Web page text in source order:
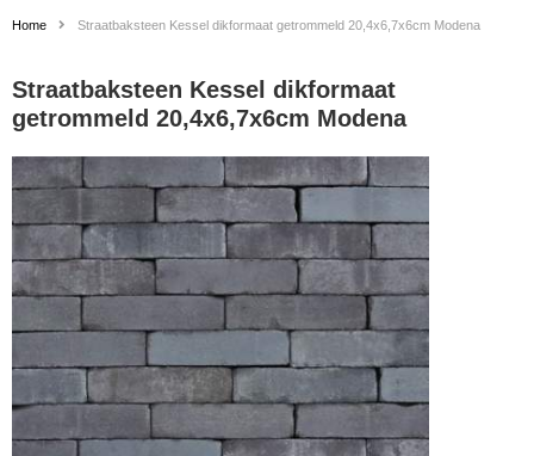
Home Straatbaksteen Kessel dikformaat getrommeld 20,4x6,7x6cm Modena
Straatbaksteen Kessel dikformaat
getrommeld 20,4x6,7x6cm Modena